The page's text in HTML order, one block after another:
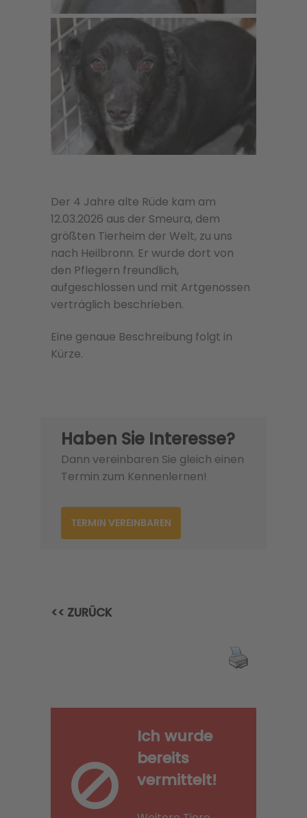
Der 4 Jahre alte Rüde kam am
12.03.2026 aus der Smeura, dem
größten Tierheim der Welt, zu uns
nach Heilbronn. Er wurde dort von
den Pflegern freundlich,
aufgeschlossen und mit Artgenossen
verträglich beschrieben.
Eine genaue Beschreibung folgt in
Kürze.
Haben Sie Interesse?
Dann vereinbaren Sie gleich einen
Termin zum Kennenlernen!
TERMIN VEREINBAREN
<< ZURÜCK
Ich wurde
bereits
vermittelt!